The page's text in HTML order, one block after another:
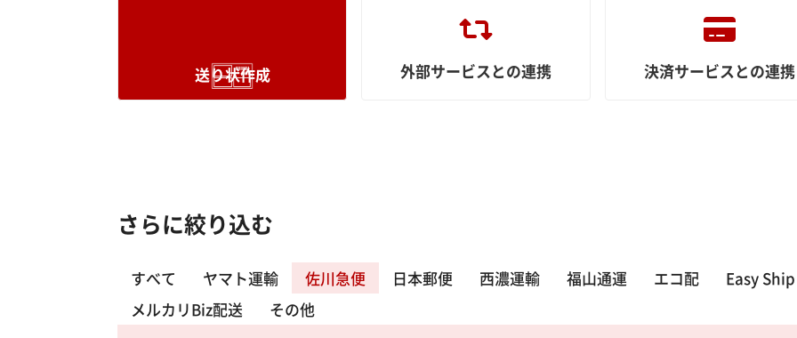
送り状作成 外部サービスとの連携 決済サービスとの連携
さらに絞り込む
すべて ヤマト運輸 佐川急便 日本郵便 西濃運輸 福山通運 エコ配
Easy Ship
メルカリBiz配送
その他